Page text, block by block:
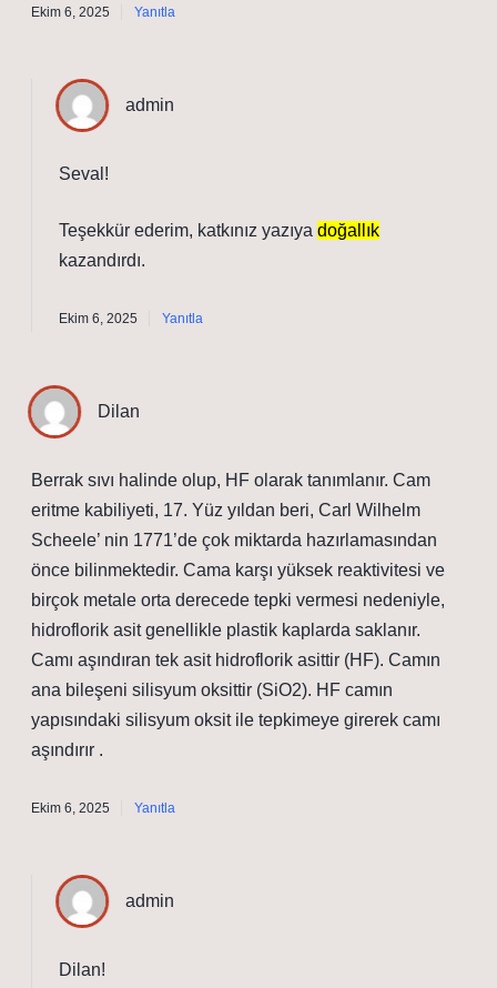
Ekim 6, 2025 Yanıtla
admin
Seval!
Teşekkür ederim, katkınız yazıya doğallık
kazandırdı.
Ekim 6, 2025 Yanıtla
Dilan
Berrak sıvı halinde olup, HF olarak tanımlanır. Cam
eritme kabiliyeti, 17. Yüz yıldan beri, Carl Wilhelm
Scheele’ nin 1771’de çok miktarda hazırlamasından
önce bilinmektedir. Cama karşı yüksek reaktivitesi ve
birçok metale orta derecede tepki vermesi nedeniyle,
hidroflorik asit genellikle plastik kaplarda saklanır.
Camı aşındıran tek asit hidroflorik asittir (HF). Camın
ana bileşeni silisyum oksittir (SiO2). HF camın
yapısındaki silisyum oksit ile tepkimeye girerek camı
aşındırır .
Ekim 6, 2025 Yanıtla
admin
Dilan!